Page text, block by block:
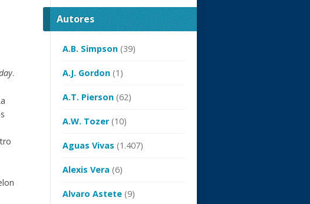
.
Autores
A.B. Simpson (39)
A.J. Gordon (1)
A.T. Pierson (62)
A.W. Tozer(10)
Aguas Vivas (1.407)
Alexis Vera (6)
Alvaro Astete (9)